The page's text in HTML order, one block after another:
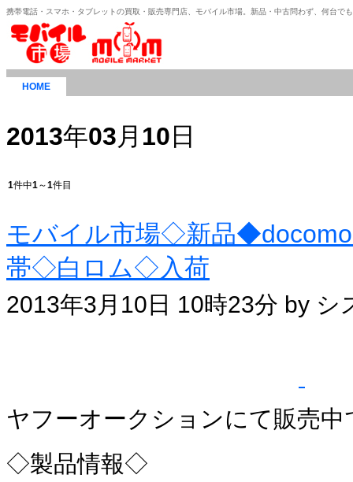
携帯電話・スマホ・タブレットの買取・販売専門店、モバイル市場。新品・中古問わず、何台で
HOME
2013年03月 10 日
1件中1～1件目
モバイル市場◇新品
帯◇白ロム◇入荷
2013年3月10日 10時23分 by
ヤフーオークションにて販売中
◇製品情報◇